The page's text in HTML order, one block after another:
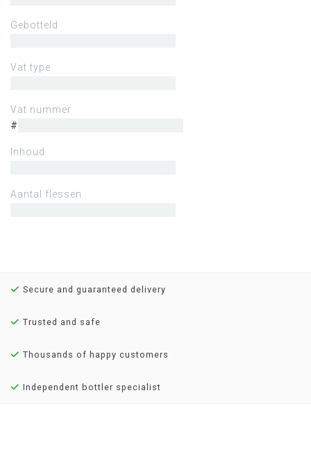
Gebotteld
Vat type
Vat nummer
#
Inhoud
Aantal flessen
Secure and guaranteed delivery
Trusted and safe
Thousands of happy customers
Independent bottler specialist